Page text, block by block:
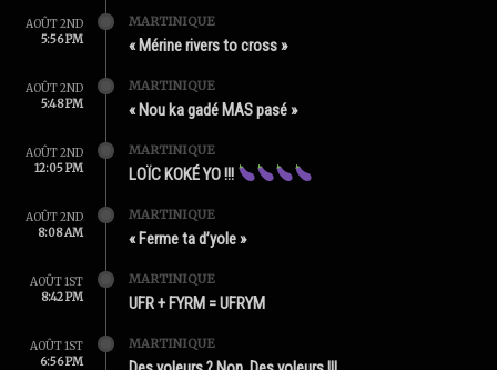
AOÛT 2ND
5:56 PM
MARTINIQUE
« Mérine rivers to cross »
AOÛT 2ND
5:48 PM
MARTINIQUE
« Nou ka gadé MAS pasé »
AOÛT 2ND
12:05 PM
MARTINIQUE
LOÏC KOKÉ YO !!!
AOÛT 2ND
8:08 AM
MARTINIQUE
« Ferme ta d’yole »
AOÛT 1ST
8:42 PM
MARTINIQUE
UFR + FYRM = UFRYM
AOÛT 1ST
6:56 PM
MARTINIQUE